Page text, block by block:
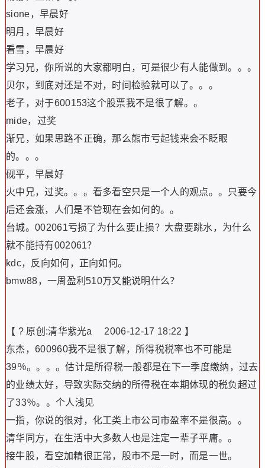
sione，早晨好
明月，早晨好
看雪，早晨好
学习兄，你所说的大家都明白，可是很少有人能做到。。。
贝尔，到底对还是不对，时间检验就可以了。。。
老子，对于600153这个股票我不是很了解。。
mide，过奖
渐兄，如果思路不正确，那么熊市亏起钱来会不眨眼
的。。。
砚平，早晨好
火中兄，过奖。。。看多看空只是一个人的观点。。只要今
后还会涨，人们是不管现在会如何的。。
台城。002061亏损了为什么要止损？大盘要跳水，为什么
就不能持有002061？
kdc，反向如何，正向如何。
bmw88，一周盈利510万又能说明什么？
【 ? 原创:清华紫光a 2006-12-17 18:22 】
东杰，600960我不是很了解，所得税税率也不可能是
39％。。。。估计是所得税一般都是在下一季度缴纳，过去
的业绩太好，导致实际交纳的所得税在本期体现的税负超过
了33％。。个人浅见
一指，你说的很对，化工类上市公司市盈率不是很高。。
清华同方，在生活中大多数人也是注定一辈子平庸。。
接牛股，看空加精很正常，股市不是一时，而是一世。